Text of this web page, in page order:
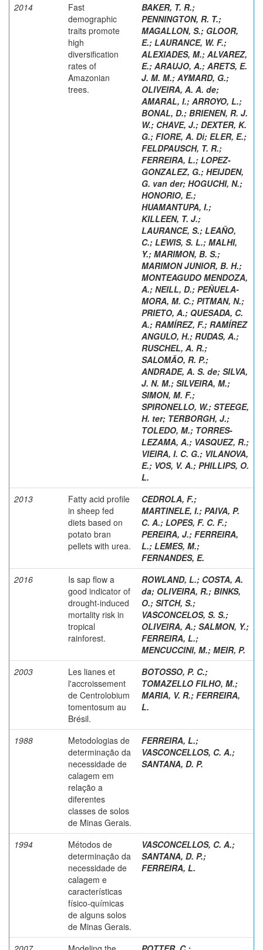
2014
Fast
demographic
traits promote
high
diversification
rates of
Amazonian
trees.
BAKER, T. R.;
PENNINGTON, R. T.;
MAGALLON, S.; GLOOR,
E.; LAURANCE, W. F.;
ALEXIADES, M.; ALVAREZ,
E.; ARAUJO, A.; ARETS, E.
J. M. M.; AYMARD, G.;
OLIVEIRA, A. A. de;
AMARAL, I.; ARROYO, L.;
BONAL, D.; BRIENEN, R. J.
W.; CHAVE, J.; DEXTER, K.
G.; FIORE, A. Di; ELER, E.;
FELDPAUSCH, T. R.;
FERREIRA, L.; LOPEZ-
GONZALEZ, G.; HEIJDEN,
G. van der; HOGUCHI, N.;
HONORIO, E.;
HUAMANTUPA, I.;
KILLEEN, T. J.;
LAURANCE, S.; LEAÑO,
C.; LEWIS, S. L.; MALHI,
Y.; MARIMON, B. S.;
MARIMON JUNIOR, B. H.;
MONTEAGUDO MENDOZA,
A.; NEILL, D.; PEÑUELA-
MORA, M. C.; PITMAN, N.;
PRIETO, A.; QUESADA, C.
A.; RAMÍREZ, F.; RAMÍREZ
ANGULO, H.; RUDAS, A.;
RUSCHEL, A. R.;
SALOMÃO, R. P.;
ANDRADE, A. S. de; SILVA,
J. N. M.; SILVEIRA, M.;
SIMON, M. F.;
SPIRONELLO, W.; STEEGE,
H. ter; TERBORGH, J.;
TOLEDO, M.; TORRES-
LEZAMA, A.; VASQUEZ, R.;
VIEIRA, I. C. G.; VILANOVA,
E.; VOS, V. A.; PHILLIPS, O.
L.
2013
Fatty acid profile
in sheep fed
diets based on
potato bran
pellets with urea.
CEDROLA, F.;
MARTINELE, I.; PAIVA, P.
C. A.; LOPES, F. C. F.;
PEREIRA, J.; FERREIRA,
L.; LEMES, M.;
FERNANDES, E.
2016
Is sap flow a
good indicator of
drought-induced
mortality risk in
tropical
rainforest.
ROWLAND, L.; COSTA, A.
da; OLIVEIRA, R.; BINKS,
O.; SITCH, S.;
VASCONCELOS, S. S.;
OLIVEIRA, A.; SALMON, Y.;
FERREIRA, L.;
MENCUCCINI, M.; MEIR, P.
2003
Les lianes et
l'accroissement
de Centrolobium
tomentosum au
Brésil.
BOTOSSO, P. C.;
TOMAZELLO FILHO, M.;
MARIA, V. R.; FERREIRA,
L.
1988
Metodologias de
determinação da
necessidade de
calagem em
relação a
diferentes
classes de solos
de Minas Gerais.
FERREIRA, L.;
VASCONCELLOS, C. A.;
SANTANA, D. P.
1994
Métodos de
determinação da
necessidade de
calagem e
características
físico-químicas
de alguns solos
de Minas Gerais.
VASCONCELLOS, C. A.;
SANTANA, D. P.;
FERREIRA, L.